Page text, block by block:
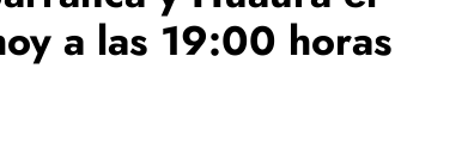
a las 19:00 horas